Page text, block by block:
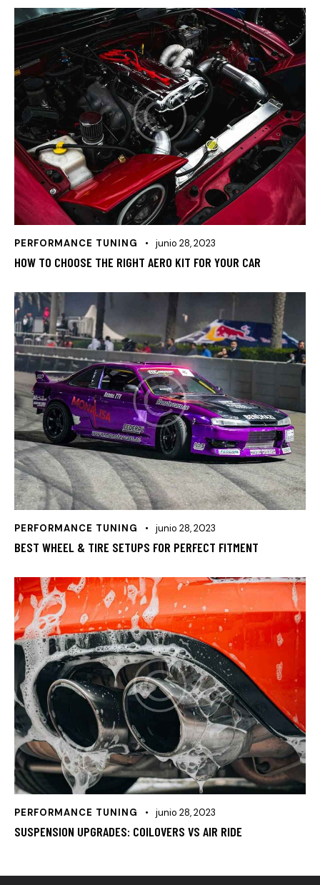
PERFORMANCE TUNING junio 28, 2023
HOW TO CHOOSE THE RIGHT AERO KIT FOR YOUR CAR
PERFORMANCE TUNING junio 28, 2023
BEST WHEEL & TIRE SETUPS FOR PERFECT FITMENT
PERFORMANCE TUNING junio 28, 2023
SUSPENSION UPGRADES: COILOVERS VS AIR RIDE